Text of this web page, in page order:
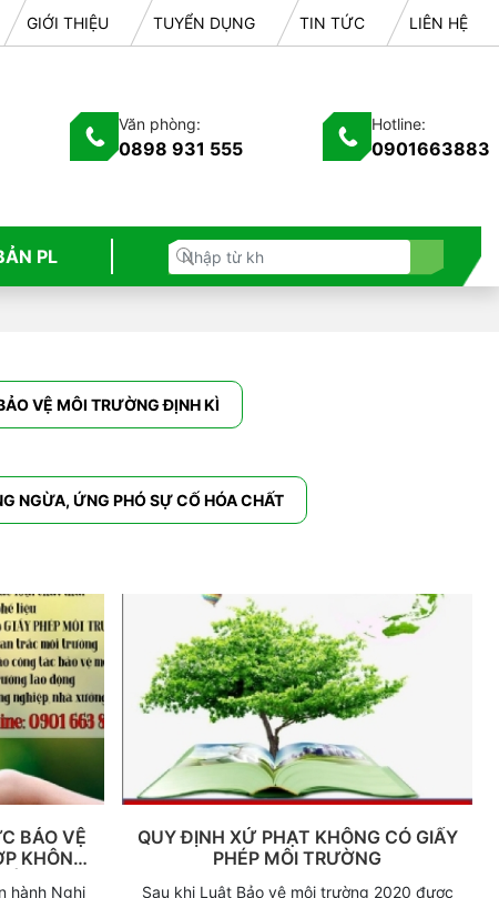
GIỚI THIỆU TUYỂN DỤNG TIN TỨC LIÊN HỆ
Văn phòng:
0898 931 555
Hotline:
0901663883
PL
VỆ MÔI TRƯỜNG ĐỊNH KÌ
NGỪA, ỨNG PHÓ SỰ CỐ HÓA CHẤT
BẢO VỆ
KHÔNG
hành Nghị
QUY ĐỊNH XỬ PHẠT KHÔNG CÓ GIẤY
PHÉP MÔI TRƯỜNG
Sau khi Luật Bảo vệ môi trường 2020 được